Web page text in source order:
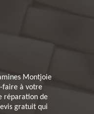
Montjoie
faire à votre
réparation de
gratuit qui